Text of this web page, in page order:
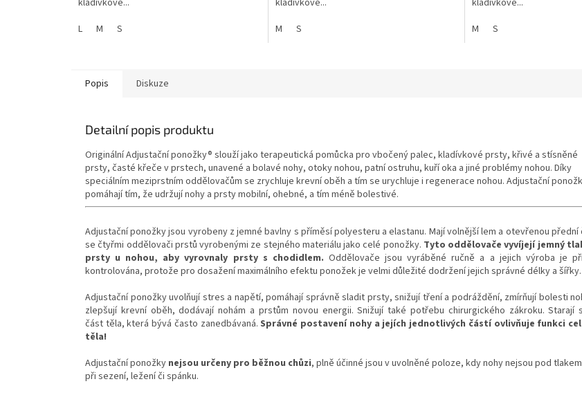
kladívkové...
L
M S
kladívkové...
M
S
kladívkové...
M
S
Popis Diskuze
Detailní popis produktu
Originální Adjustační ponožky® slouží jako terapeutická pomůcka pro vbočený palec, kladívkové prsty, křivé a stísněné
prsty, časté křeče v prstech, unavené a bolavé nohy, otoky nohou, patní ostruhu, kuří oka a jiné problémy nohou. Díky
speciálním meziprstním oddělovačům se zrychluje krevní oběh a tím se urychluje i regenerace nohou. Adjustační
pomáhají tím, že udržují nohy a prsty mobilní, ohebné, a tím méně bolestivé.
Adjustační ponožky jsou vyrobeny z jemné bavlny s příměsí polyesteru a elastanu. Mají volnější lem a otevřenou přední
se čtyřmi oddělovači prstů vyrobenými ze stejného materiálu jako celé ponožky. Tyto oddělovače vyvíjejí jemný
prsty u nohou, aby vyrovnaly prsty s chodidlem. Oddělovače jsou vyráběné ručně a a jejich výroba je
kontrolována, protože pro dosažení maximálního efektu ponožek je velmi důležité dodržení jejich správné délky a šířky.
Adjustační ponožky uvolňují stres a napětí, pomáhají správně sladit prsty, snižují tření a podráždění, zmírňují bolesti
zlepšují krevní oběh, dodávají nohám a prstům novou energii. Snižují také potřebu chirurgického zákroku. Starají
část těla, která bývá často zanedbávaná.Správné postavení nohy a jejích jednotlivých částí ovlivňuje funkci
těla!
Adjustační ponožky nejsou určeny pro běžnou chůzi, plně účinné jsou v uvolněné poloze, kdy nohy nejsou pod
při sezení, ležení či spánku.